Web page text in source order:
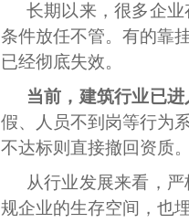
长期以来，很多企
条件放任不管。有的靠
已经彻底失效。
当前，建筑行业已
假、人员不到岗等行为
不达标则直接撤回资质
从行业发展来看，
规企业的生存空间，也